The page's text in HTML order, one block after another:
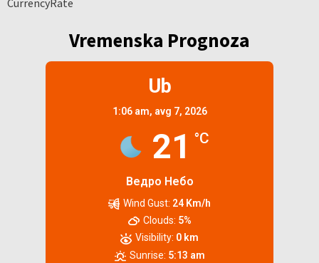
Vremenska Prognoza
Ub
1:06 am, avg 7, 2026
21 °C
Ведро Небо
Wind Gust: 24 Km/h
Clouds: 5%
Visibility: 0 km
Sunrise: 5:13 am